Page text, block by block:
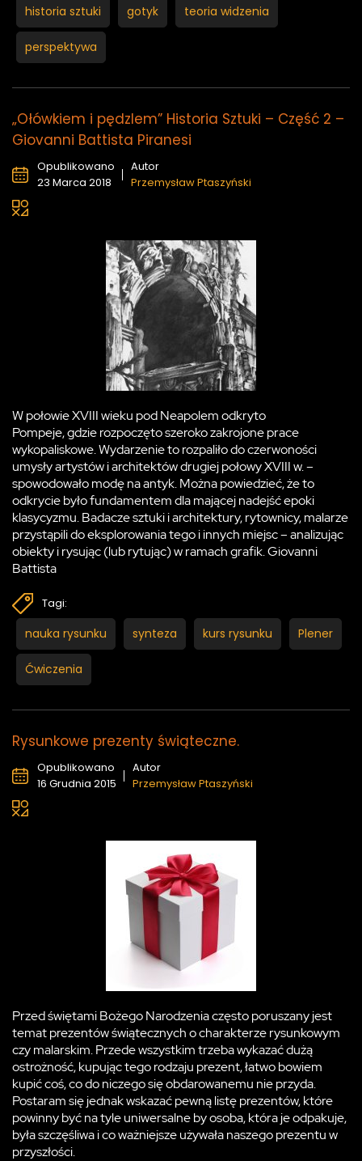
historia sztuki gotyk teoria widzenia
perspektywa
„Ołówkiem i pędzlem” Historia Sztuki – Część 2 –
Giovanni Battista Piranesi
Opublikowano
23 Marca 2018
Autor
Przemysław Ptaszyński
W połowie XVIII wieku pod Neapolem odkryto
Pompeje, gdzie rozpoczęto szeroko zakrojone prace
wykopaliskowe. Wydarzenie to rozpaliło do czerwoności
umysły artystów i architektów drugiej połowy XVIII w. –
spowodowało modę na antyk. Można powiedzieć, że to
odkrycie było fundamentem dla mającej nadejść epoki
klasycyzmu. Badacze sztuki i architektury, rytownicy, malarze
przystąpili do eksplorowania tego i innych miejsc – analizując
obiekty i rysując (lub rytując) w ramach grafik. Giovanni
Battista
Tagi:
nauka rysunku synteza kurs rysunku Plener
Ćwiczenia
Rysunkowe prezenty świąteczne.
Opublikowano
16 Grudnia 2015
Autor
Przemysław Ptaszyński
Przed świętami Bożego Narodzenia często poruszany jest
temat prezentów świątecznych o charakterze rysunkowym
czy malarskim. Przede wszystkim trzeba wykazać dużą
ostrożność, kupując tego rodzaju prezent, łatwo bowiem
kupić coś, co do niczego się obdarowanemu nie przyda.
Postaram się jednak wskazać pewną listę prezentów, które
powinny być na tyle uniwersalne by osoba, która je odpakuje,
była szczęśliwa i co ważniejsze używała naszego prezentu w
przyszłości.